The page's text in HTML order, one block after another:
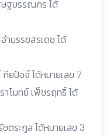
ฐบรรณกร ได้
นรรฆสรเดช ได้
ยปัจจ์ ได้หมายเลข 7
โมทย์ เพ็ชรฤทธิ์ ได้
ตระกูล ได้หมายเลข 3